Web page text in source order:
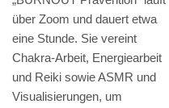
über Zoom und dauert etwa
eine Stunde. Sie vereint
Chakra-Arbeit, Energiearbeit
und Reiki sowie ASMR und
Visualisierungen, um